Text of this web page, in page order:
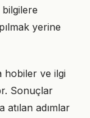
yerine
hobiler ve ilgi
Sonuçlar
adımlar